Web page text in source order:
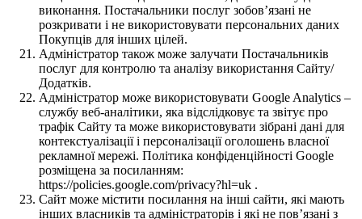
виконання. Постачальники послуг зобов’язані не
розкривати і не використовувати персональних даних
Покупців для інших цілей.
Адміністратор також може залучати Постачальників
послуг для контролю та аналізу використання Сайту/
Додатків.
Адміністратор може використовувати Google Analytics –
службу веб-аналітики, яка відслідковує та звітує про
трафік Сайту та може використовувати зібрані дані для
контекстуалізації і персоналізації оголошень власної
рекламної мережі. Політика конфіденційності Google
розміщена за посиланням:
https://policies.google.com/privacy?hl=uk .
Сайт може містити посилання на інші сайти, які мають
інших власників та адміністраторів і які не пов’язані з